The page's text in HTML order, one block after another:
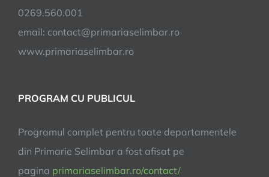
0269.560.001
email: contact@primariaselimbar.ro
www.primariaselimbar.ro
PROGRAM CU PUBLICUL
Programul complet pentru toate departamentele
din Primarie Selimbar a fost afisat pe
pagina primariaselimbar.ro/contact/